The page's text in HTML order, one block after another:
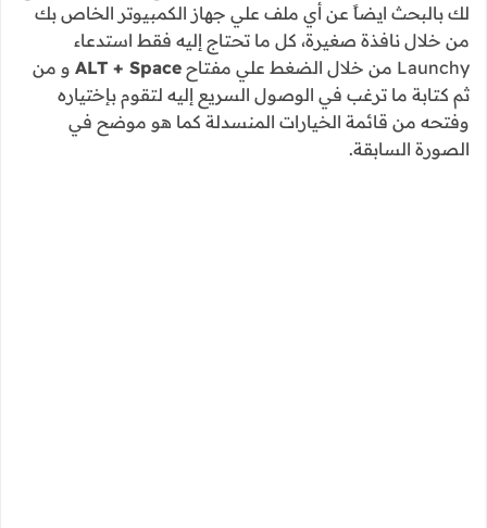
لك بالبحث ايضاً عن أي ملف علي جهاز الكمبيوتر الخاص بك
من خلال نافذة صغيرة، كل ما تحتاج إليه فقط استدعاء
Launchy من خلال الضغط علي مفتاح
ALT + Space و من
ثم كتابة ما ترغب في الوصول السريع إليه لتقوم بإختياره
وفتحه من قائمة الخيارات المنسدلة كما هو موضح في
الصورة السابقة.